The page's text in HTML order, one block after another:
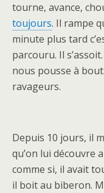
tourne, avance,
toujours. Il rampe
minute plus tard
parcouru. Il
nous pousse à
ravageurs.
Depuis 10 jours, il
qu’on lui découvre
comme si, il avait
il boit au biberon.